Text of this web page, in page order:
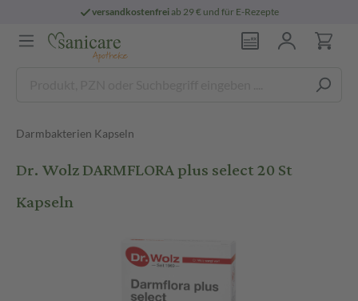
versandkostenfreiab 29 € und für E-Rezepte
Darmbakterien Kapseln
Dr. Wolz DARMFLORA plus select 20 St
Kapseln